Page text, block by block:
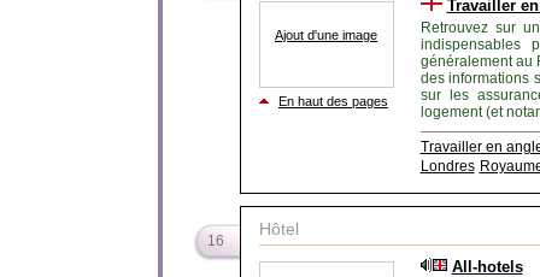
Ajout d'une image
En haut des pages
Travailler
Retrouvez sur
indispensables
généralement au
des informations
sur les
logement (et
Travailler en
Londres
16
Hôtel
All-hotels